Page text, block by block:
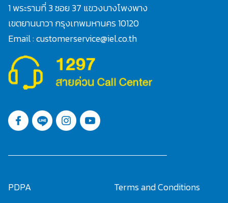
1 พระรามที่ 3 ซอย 37 แขวงบางโพงพาง
เขตยานนาวา กรุงเทพมหานคร 10120
Email : customerservice@iel.co.th
PDPA Terms and Conditions